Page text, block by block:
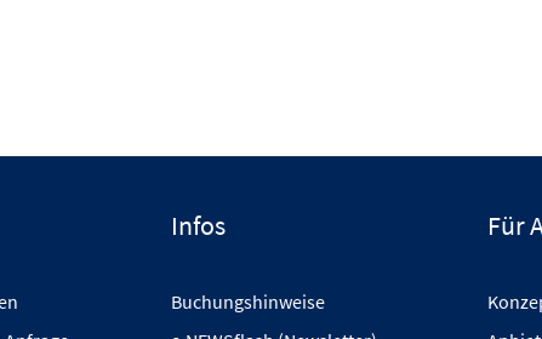
Infos
Buchungshinweise
Für